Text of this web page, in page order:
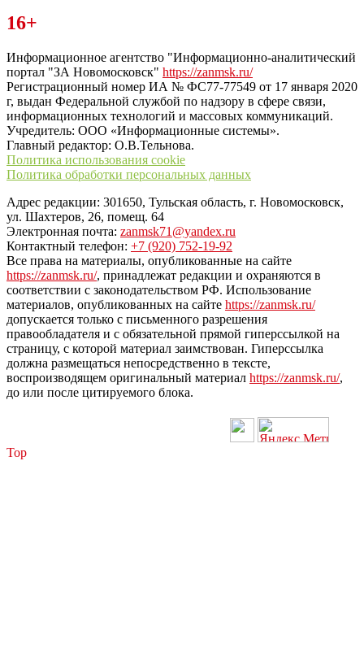
Читайте последние новости дня в Тульской области на сайте
“ЗаНовомосковск”
16+
Информационное агентство "Информационно-аналитический
портал "ЗА Новомосковск" https://zanmsk.ru/
Регистрационный номер ИА № ФС77-77549 от 17 января 2020
г, выдан Федеральной службой по надзору в сфере связи,
информационных технологий и массовых коммуникаций.
Учредитель: ООО «Информационные системы».
Главный редактор: О.В.Тельнова.
Политика использования cookie
Политика обработки персональных данных
Адрес редакции: 301650, Тульская область, г. Новомосковск,
ул. Шахтеров, 26, помещ. 64
Электронная почта: zanmsk71@yandex.ru
Контактный телефон: +7 (920) 752-19-92
Все права на материалы, опубликованные на сайте
https://zanmsk.ru/, принадлежат редакции и охраняются в
соответствии с законодательством РФ. Использование
материалов, опубликованных на сайте https://zanmsk.ru/
допускается только с письменного разрешения
правообладателя и с обязательной прямой гиперссылкой на
страницу, с которой материал заимствован. Гиперссылка
должна размещаться непосредственно в тексте,
воспроизводящем оригинальный материал https://zanmsk.ru/,
до или после цитируемого блока.
Top